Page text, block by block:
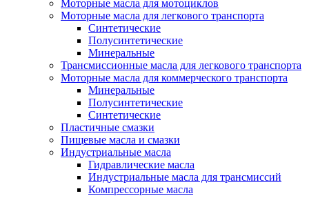
Моторные масла для мотоциклов
Моторные масла для легкового транспорта
Синтетические
Полусинтетические
Минеральные
Трансмиссионные масла для легкового транспорта
Моторные масла для коммерческого транспорта
Минеральные
Полусинтетические
Синтетические
Пластичные смазки
Пищевые масла и смазки
Индустриальные масла
Гидравлические масла
Индустриальные масла для трансмиссий
Компрессорные масла